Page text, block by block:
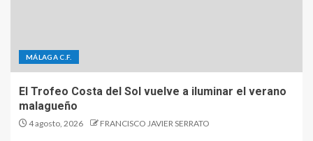
MÁLAGA C.F.
El Trofeo Costa del Sol vuelve a iluminar el verano
malagueño
4 agosto, 2026 FRANCISCO JAVIER SERRATO